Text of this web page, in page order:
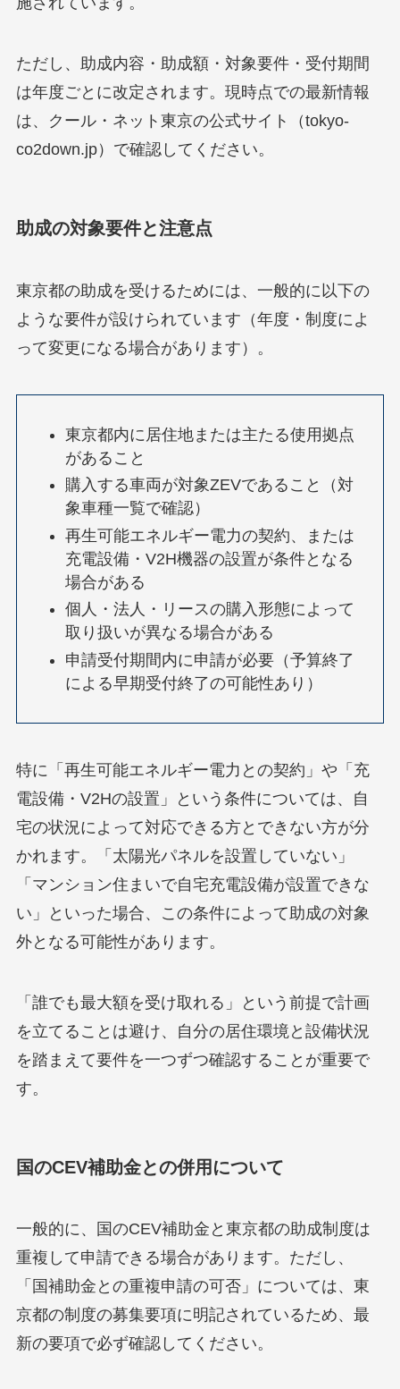
ただし、助成内容・助成額・対象要件・受付期間
は年度ごとに改定されます。現時点での最新情報
は、クール・ネット東京の公式サイト（tokyo-
co2down.jp）で確認してください。
助成の対象要件と注意点
東京都の助成を受けるためには、一般的に以下の
ような要件が設けられています（年度・制度によ
って変更になる場合があります）。
東京都内に居住地または主たる使用拠点
があること
購入する車両が対象ZEVであること（対
象車種一覧で確認）
再生可能エネルギー電力の契約、または
充電設備・V2H機器の設置が条件となる
場合がある
個人・法人・リースの購入形態によって
取り扱いが異なる場合がある
申請受付期間内に申請が必要（予算終了
による早期受付終了の可能性あり）
特に「再生可能エネルギー電力との契約」や「充
電設備・V2Hの設置」という条件については、自
宅の状況によって対応できる方とできない方が分
かれます。「太陽光パネルを設置していない」
「マンション住まいで自宅充電設備が設置できな
い」といった場合、この条件によって助成の対象
外となる可能性があります。
「誰でも最大額を受け取れる」という前提で計画
を立てることは避け、自分の居住環境と設備状況
を踏まえて要件を一つずつ確認することが重要で
す。
国のCEV補助金との併用について
一般的に、国のCEV補助金と東京都の助成制度は
重複して申請できる場合があります。ただし、
「国補助金との重複申請の可否」については、東
京都の制度の募集要項に明記されているため、最
新の要項で必ず確認してください。